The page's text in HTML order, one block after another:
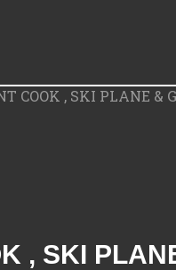
, SKI